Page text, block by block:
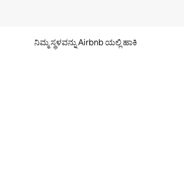
ನಿಮ್ಮ ಸ್ಥಳವನ್ನು Airbnb ಯಲ್ಲಿ ಹಾಕಿ